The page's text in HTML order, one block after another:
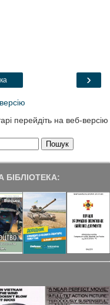
›
перейдіть на веб-версію
БІБЛІОТЕКА: